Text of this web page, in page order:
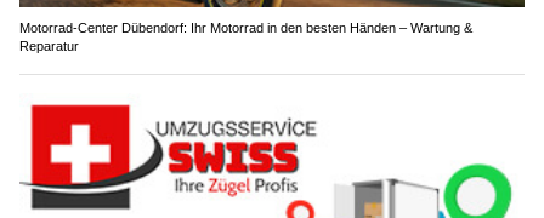
Motorrad-Center Dübendorf: Ihr Motorrad in den besten Händen – Wartung &
Reparatur